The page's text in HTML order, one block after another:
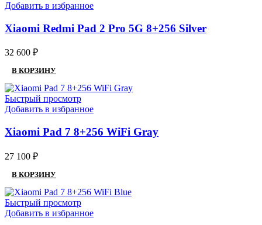
Добавить в избранное
Xiaomi Redmi Pad 2 Pro 5G 8+256 Silver
32 600 ₽
В КОРЗИНУ
Быстрый просмотр
Добавить в избранное
Xiaomi Pad 7 8+256 WiFi Gray
27 100 ₽
В КОРЗИНУ
Быстрый просмотр
Добавить в избранное